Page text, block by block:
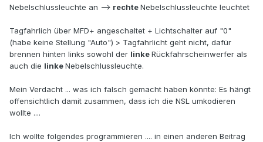
Nebelschlussleuchte an --> rechteNebelschlussleuchte leuchtet
Tagfahrlich über MFD+ angeschaltet + Lichtschalter auf "0"
(habe keine Stellung "Auto") > Tagfahrlicht geht nicht, dafür
brennen hinten links sowohl der linkeRückfahrscheinwerfer als
auch die linkeNebelschlussleuchte.
Mein Verdacht ... was ich falsch gemacht haben könnte: Es hängt
offensichtlich damit zusammen, dass ich die NSL umkodieren
wollte ....
Ich wollte folgendes programmieren .... in einen anderen Beitrag